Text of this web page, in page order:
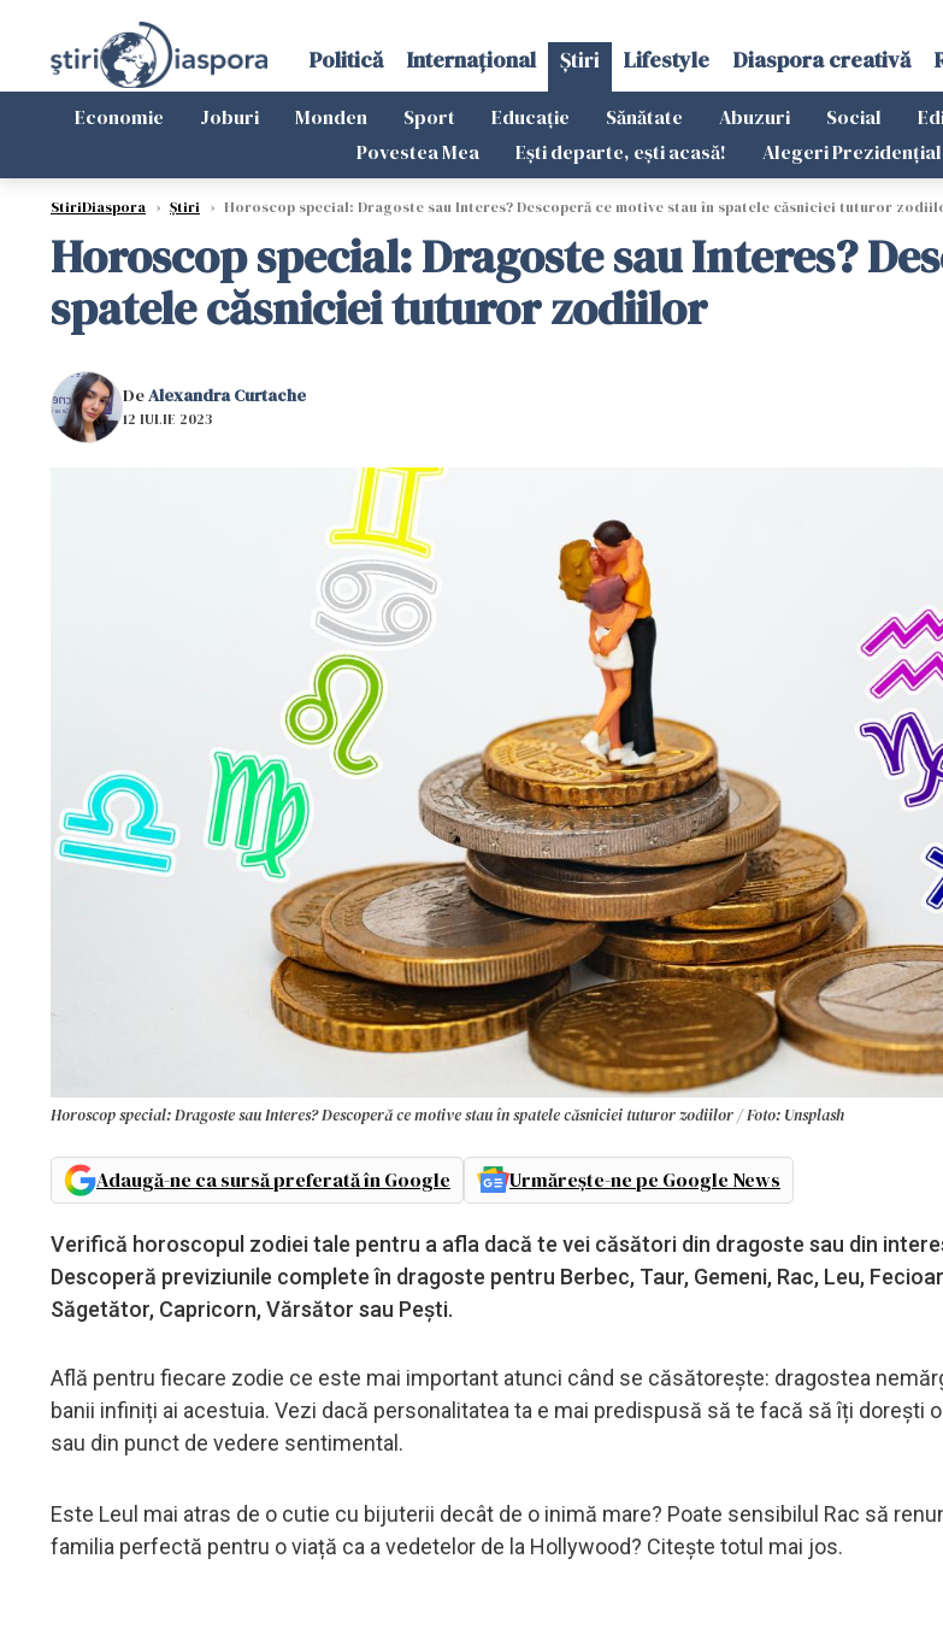
Politică Internațional Știri Lifestyle Diaspora creativă
Economie Joburi Monden Sport Educație Sănătate Abuzuri Social
Povestea Mea
Ești departe, ești acasă! Alegeri
StiriDiaspora › Știri › Horoscop special: Dragoste sau Interes? Descoperă ce motive stau în spatele căsniciei tuturor
Horoscop special: Dragoste sau Interes?
spatele căsniciei tuturor zodiilor
DeAlexandra Curtache
12 IULIE 2023
Horoscop special: Dragoste sau Interes? Descoperă ce motive stau în spatele căsniciei tuturor zodiilor / Foto: Unsplash
Adaugă-ne ca sursă preferată în Google Urmărește-ne pe Google News
Verifică horoscopul zodiei tale pentru a afla dacă te vei căsători din dragoste sau din
Descoperă previziunile complete în dragoste pentru Berbec, Taur, Gemeni, Rac, Leu,
Săgetător, Capricorn, Vărsător sau Pești.
Află pentru fiecare zodie ce este mai important atunci când se căsătorește: dragostea
banii infiniți ai acestuia. Vezi dacă personalitatea ta e mai predispusă să te facă să îți dorești
sau din punct de vedere sentimental.
Este Leul mai atras de o cutie cu bijuterii decât de o inimă mare? Poate sensibilul Rac să
familia perfectă pentru o viață ca a vedetelor de la Hollywood? Citește totul mai jos.